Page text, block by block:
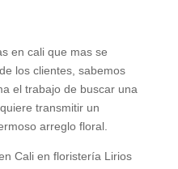
en cali que mas se
los clientes, sabemos
el trabajo de buscar una
transmitir un
arreglo floral.
Cali en floristería Lirios